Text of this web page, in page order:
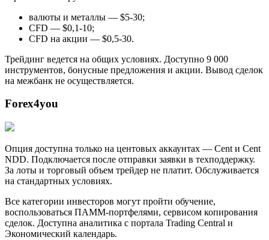
валюты и металлы — $5-30;
CFD — $0,1-10;
CFD на акции — $0,5-30.
Трейдинг ведется на общих условиях. Доступно 9 000
инструментов, бонусные предложения и акции. Вывод сделок
на межбанк не осуществляется.
Forex4you
Опция доступна только на центовых аккаунтах — Cent и Cent
NDD. Подключается после отправки заявки в техподдержку.
За лоты и торговый объем трейдер не платит. Обслуживается
на стандартных условиях.
Все категории инвесторов могут пройти обучение,
воспользоваться ПАММ-портфелями, сервисом копирования
сделок. Доступна аналитика с портала Trading Central и
Экономический календарь.